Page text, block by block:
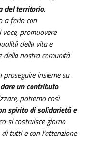
del territorio.
a farlo con
promuovere
della vita e
della nostra comunità
insieme su
un contributo
potremo così
spirito di solidarietà e
si costruisce giorno
tutti e con l’attenzione